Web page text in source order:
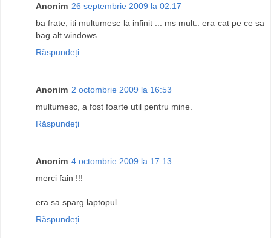
Anonim 26 septembrie 2009 la 02:17
ba frate, iti multumesc la infinit ... ms mult.. era cat pe ce sa
bag alt windows...
Răspundeți
Anonim 2 octombrie 2009 la 16:53
multumesc, a fost foarte util pentru mine.
Răspundeți
Anonim 4 octombrie 2009 la 17:13
merci fain !!!
era sa sparg laptopul ...
Răspundeți